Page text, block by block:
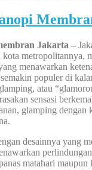
Jakarta –
metropolitannya,
menawarkan
populer di
atau
sensasi
glamping dengan
desainnya yang
matahari